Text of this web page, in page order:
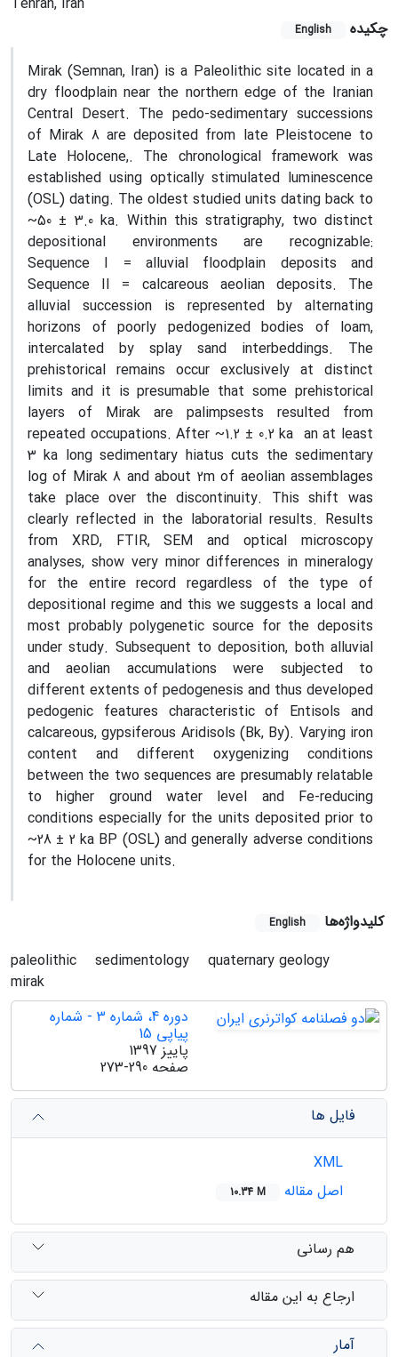
چکیده
English
Mirak (Semnan, Iran) is a Paleolithic site located in a
dry floodplain near the northern edge of the Iranian
Central Desert. The pedo-sedimentary successions
of Mirak 8 are deposited from late Pleistocene to
Late Holocene,. The chronological framework was
established using optically stimulated luminescence
(OSL) dating. The oldest studied units dating back to
~50 ± 3.0 ka. Within this stratigraphy, two distinct
depositional environments are recognizable:
Sequence I = alluvial floodplain deposits and
Sequence II = calcareous aeolian deposits. The
alluvial succession is represented by alternating
horizons of poorly pedogenized bodies of loam,
intercalated by splay sand interbeddings. The
prehistorical remains occur exclusively at distinct
limits and it is presumable that some prehistorical
layers of Mirak are palimpsests resulted from
repeated occupations. After ~1.2 ± 0.2 ka an at least
3 ka long sedimentary hiatus cuts the sedimentary
log of Mirak 8 and about 2m of aeolian assemblages
take place over the discontinuity. This shift was
clearly reflected in the laboratorial results. Results
from XRD, FTIR, SEM and optical microscopy
analyses, show very minor differences in mineralogy
for the entire record regardless of the type of
depositional regime and this we suggests a local and
most probably polygenetic source for the deposits
under study. Subsequent to deposition, both alluvial
and aeolian accumulations were subjected to
different extents of pedogenesis and thus developed
pedogenic features characteristic of Entisols and
calcareous, gypsiferous Aridisols (Bk, By). Varying iron
content and different oxygenizing conditions
between the two sequences are presumably relatable
to higher ground water level and Fe-reducing
conditions especially for the units deposited prior to
~28 ± 2 ka BP (OSL) and generally adverse conditions
for the Holocene units.
کلیدواژه‌ها English
paleolithic sedimentology
quaternary geology
mirak
دوره 4، شماره 3 - شماره
پیاپی 15
پاییز 1397
صفحه 273-290
فایل ها
اصل مقاله
10.34 M
هم رسانی
ارجاع به این مقاله
آمار